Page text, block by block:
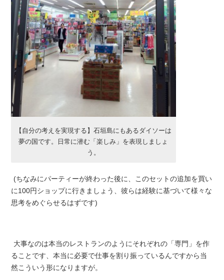
【自分の考えを実現する】石垣島にもあるダイソーは
夢の国です。日常に潜む「楽しみ」を表現しましょ
う。
(ちなみにパーティーが終わった後に、このセットの追加を買い
に100円ショップに行きましょう、彼らは経験に基づいて様々な
思考をめぐらせるはずです)
大事なのは本当のレストランのようにそれぞれの「専門」を作
ることです、本当に必要で仕事を割り振っているんですから当
然こういう形になりますが。